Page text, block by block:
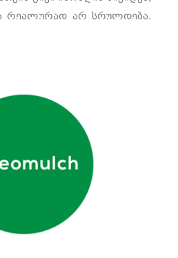
რეალურად არ სრულდება.